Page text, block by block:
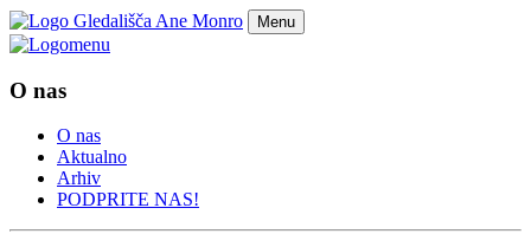
Menu
menu
O nas
O nas
Aktualno
Arhiv
PODPRITE NAS!